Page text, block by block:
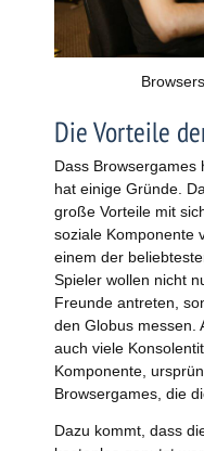
Die Vorteile
Dass Browsergames
hat einige Gründe.
große Vorteile mit
soziale Komponente
einem der
Spieler wollen nicht
Freunde antreten,
den Globus messen.
auch viele
Komponente,
Browsergames, die
Dazu kommt, dass